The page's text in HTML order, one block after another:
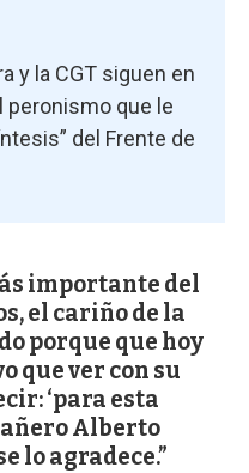
y la CGT siguen en
peronismo que le
del Frente de
importante del
el cariño de la
porque que hoy
que ver con su
‘para esta
Alberto
lo agradece.